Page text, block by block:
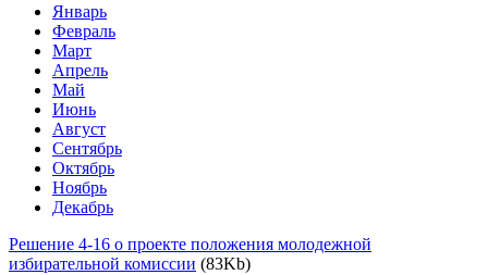
Январь
Февраль
Март
Апрель
Май
Июнь
Август
Сентябрь
Октябрь
Ноябрь
Декабрь
Решение 4-16 о проекте положения молодежной
избирательной комиссии (83Kb)